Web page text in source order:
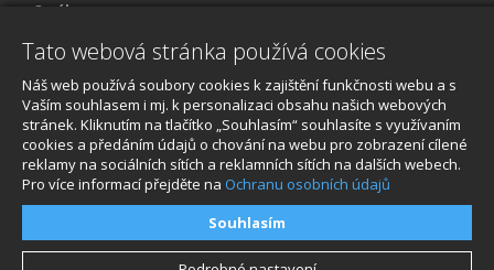
O nákupu
Obchodní podmínky
Reklamace a servis
O nákupu
Souhlasím
Tato webová stránka používá cookies
Náš web používá soubory cookies k zajištění funkčnosti webu a s
Vaším souhlasem i mj. k personalizaci obsahu našich webových
stránek. Kliknutím na tlačítko „Souhlasím“ souhlasíte s využívaním
cookies a předáním údajů o chování na webu pro zobrazení cílené
reklamy na sociálních sítích a reklamních sítích na dalších webech.
Pro více informací přejděte na Ochranu osobních údajů